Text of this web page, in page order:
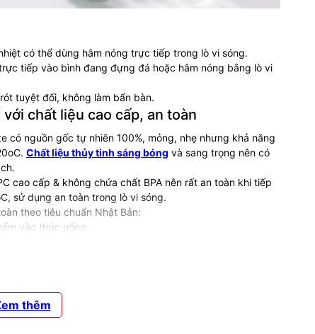
có thể dùng hâm nóng trực tiếp trong lò vi sóng.
tiếp vào bình đang đựng đá hoặc hâm nóng bằng lò vi
tuyệt đối, không làm bẩn bàn.
chất liệu cao cấp, an toàn
có nguồn gốc tự nhiên 100%, mỏng, nhẹ nhưng khả năng
Chất liệu thủy tinh sáng bóng và sang trọng nên có
cao cấp & không chứa chất BPA nên rất an toàn khi tiếp
sử dụng an toàn trong lò vi sóng.
theo tiêu chuẩn Nhật Bản:
vào thức uống.
thêm